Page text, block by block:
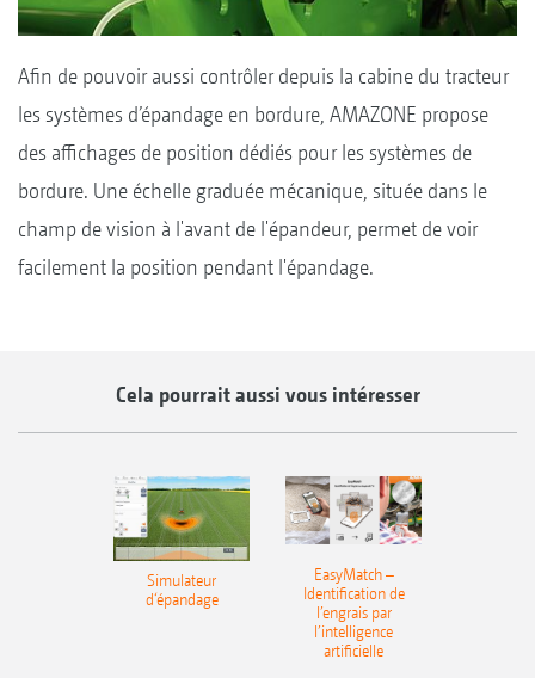
Afin de pouvoir aussi contrôler depuis la cabine du tracteur
les systèmes d’épandage en bordure, AMAZONE propose
des affichages de position dédiés pour les systèmes de
bordure. Une échelle graduée mécanique, située dans le
champ de vision à l'avant de l'épandeur, permet de voir
facilement la position pendant l'épandage.
Cela pourrait aussi vous intéresser
Simulateur
d‘épandage
EasyMatch –
Identification de
l’engrais par
l’intelligence
artificielle